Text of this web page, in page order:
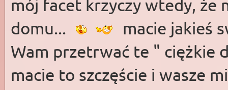
mój facet krzyczy wtedy, że
domu...
macie jakieś
Wam przetrwać te " ciężkie
macie to szczęście i wasze